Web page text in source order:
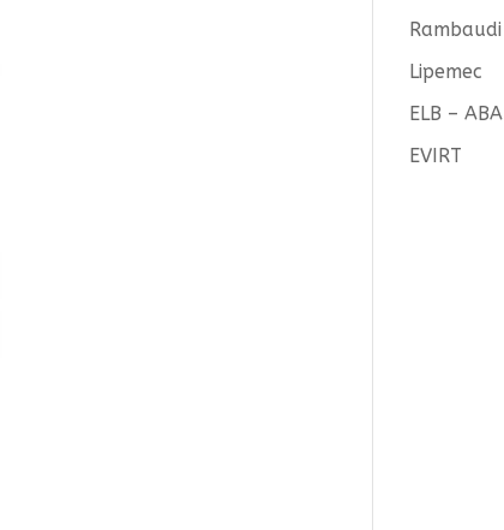
Rambaudi
Lipemec
ELB – ABA
EVIRT